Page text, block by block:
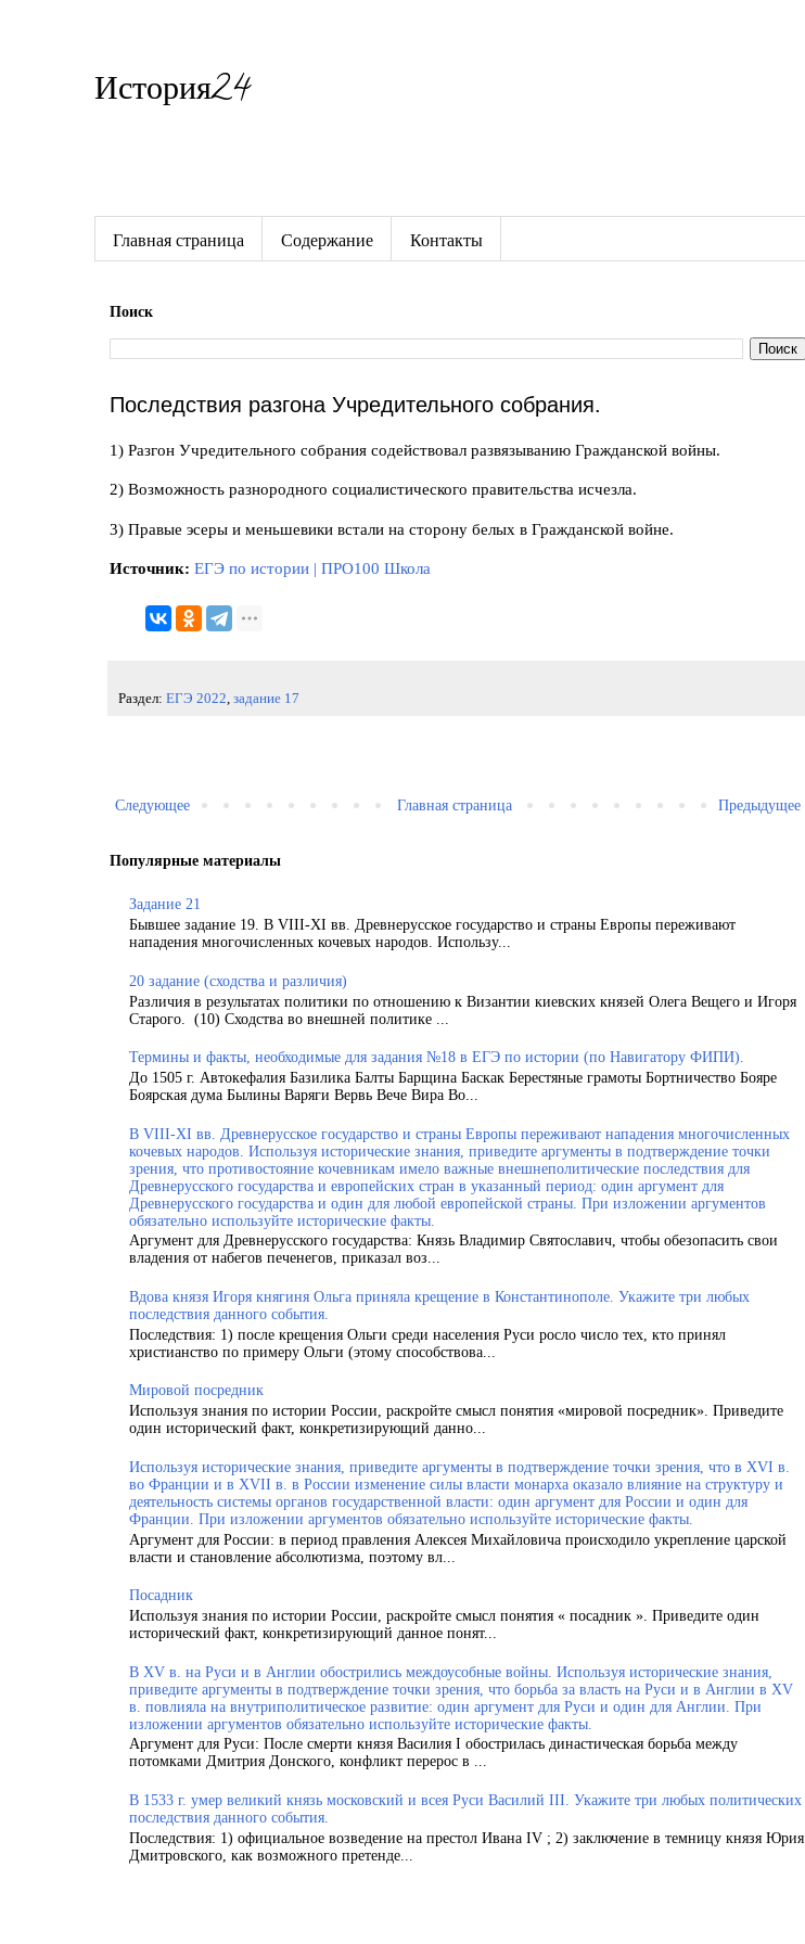
История24
Главная страница Содержание Контакты
Поиск
Последствия разгона Учредительного собрания.
1) Разгон Учредительного собрания содействовал развязыванию Гражданской войны.
2) Возможность разнородного социалистического правительства исчезла.
3) Правые эсеры и меньшевики встали на сторону белых в Гражданской войне.
Источник: ЕГЭ по истории | ПРО100 Школа
Раздел: ЕГЭ 2022 задание 17
Следующее Предыдущее
Главная страница
Популярные материалы
Задание 21
Бывшее задание 19. В VIII-XI вв. Древнерусское государство и страны Европы переживают
нападения многочисленных кочевых народов. Использу...
20 задание (сходства и различия)
Различия в результатах политики по отношению к Византии киевских князей Олега Вещего и Игоря
Старого. (10) Сходства во внешней политике ...
Термины и факты, необходимые для задания №18 в ЕГЭ по истории (по Навигатору ФИПИ).
До 1505 г. Автокефалия Базилика Балты Барщина Баскак Берестяные грамоты Бортничество Бояре
Боярская дума Былины Варяги Вервь Вече Вира Во...
В VIII-XI вв. Древнерусское государство и страны Европы переживают нападения многочисленных
кочевых народов. Используя исторические знания, приведите аргументы в подтверждение точки
зрения, что противостояние кочевникам имело важные внешнеполитические последствия для
Древнерусского государства и европейских стран в указанный период: один аргумент для
Древнерусского государства и один для любой европейской страны. При изложении аргументов
обязательно используйте исторические факты.
Аргумент для Древнерусского государства: Князь Владимир Святославич, чтобы обезопасить свои
владения от набегов печенегов, приказал воз...
Вдова князя Игоря княгиня Ольга приняла крещение в Константинополе. Укажите три любых
последствия данного события.
Последствия: 1) после крещения Ольги среди населения Руси росло число тех, кто принял
христианство по примеру Ольги (этому способствова...
Мировой посредник
Используя знания по истории России, раскройте смысл понятия «мировой посредник». Приведите
один исторический факт, конкретизирующий данно...
Используя исторические знания, приведите аргументы в подтверждение точки зрения, что в XVI в.
во Франции и в XVII в. в России изменение силы власти монарха оказало влияние на структуру и
деятельность системы органов государственной власти: один аргумент для России и один для
Франции. При изложении аргументов обязательно используйте исторические факты.
Аргумент для России: в период правления Алексея Михайловича происходило укрепление царской
власти и становление абсолютизма, поэтому вл...
Посадник
Используя знания по истории России, раскройте смысл понятия « посадник ». Приведите один
исторический факт, конкретизирующий данное понят...
В XV в. на Руси и в Англии обострились междоусобные войны. Используя исторические знания,
приведите аргументы в подтверждение точки зрения, что борьба за власть на Руси и в Англии в XV
в. повлияла на внутриполитическое развитие: один аргумент для Руси и один для Англии. При
изложении аргументов обязательно используйте исторические факты.
Аргумент для Руси: После смерти князя Василия I обострилась династическая борьба между
потомками Дмитрия Донского, конфликт перерос в ...
В 1533 г. умер великий князь московский и всея Руси Василий III. Укажите три любых политических
последствия данного события.
Последствия: 1) официальное возведение на престол Ивана IV ; 2) заключение в темницу князя Юрия
Дмитровского, как возможного претенде...